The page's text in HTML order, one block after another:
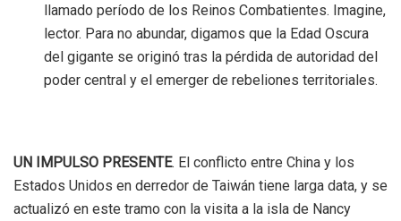
llamado período de los Reinos Combatientes. Imagine,
lector. Para no abundar, digamos que la Edad Oscura
del gigante se originó tras la pérdida de autoridad del
poder central y el emerger de rebeliones territoriales.
UN IMPULSO PRESENTE. El conflicto entre China y los
Estados Unidos en derredor de Taiwán tiene larga data, y se
actualizó en este tramo con la visita a la isla de Nancy